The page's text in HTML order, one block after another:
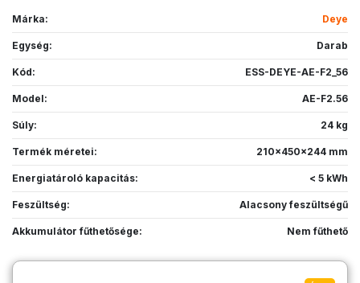
Márka: Deye
Egység: Darab
Kód: ESS-DEYE-AE-F2_56
Model: AE-F2.56
Súly: 24 kg
Termék méretei: 210x450x244 mm
Energiatároló kapacitás: < 5 kWh
Feszültség: Alacsony feszültségű
Akkumulátor fűthetősége: Nem fűthető